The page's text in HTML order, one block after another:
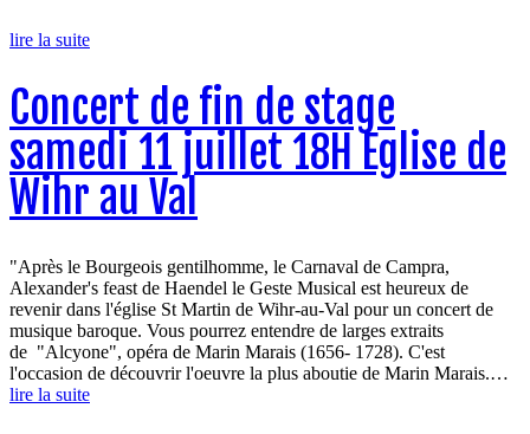
lire la suite
Concert de fin de stage
samedi 11 juillet 18H Eglise de
Wihr au Val
"Après le Bourgeois gentilhomme, le Carnaval de Campra,
Alexander's feast de Haendel le Geste Musical est heureux de
revenir dans l'église St Martin de Wihr-au-Val pour un concert de
musique baroque. Vous pourrez entendre de larges extraits
de "Alcyone", opéra de Marin Marais (1656- 1728). C'est
l'occasion de découvrir l'oeuvre la plus aboutie de Marin Marais.…
lire la suite